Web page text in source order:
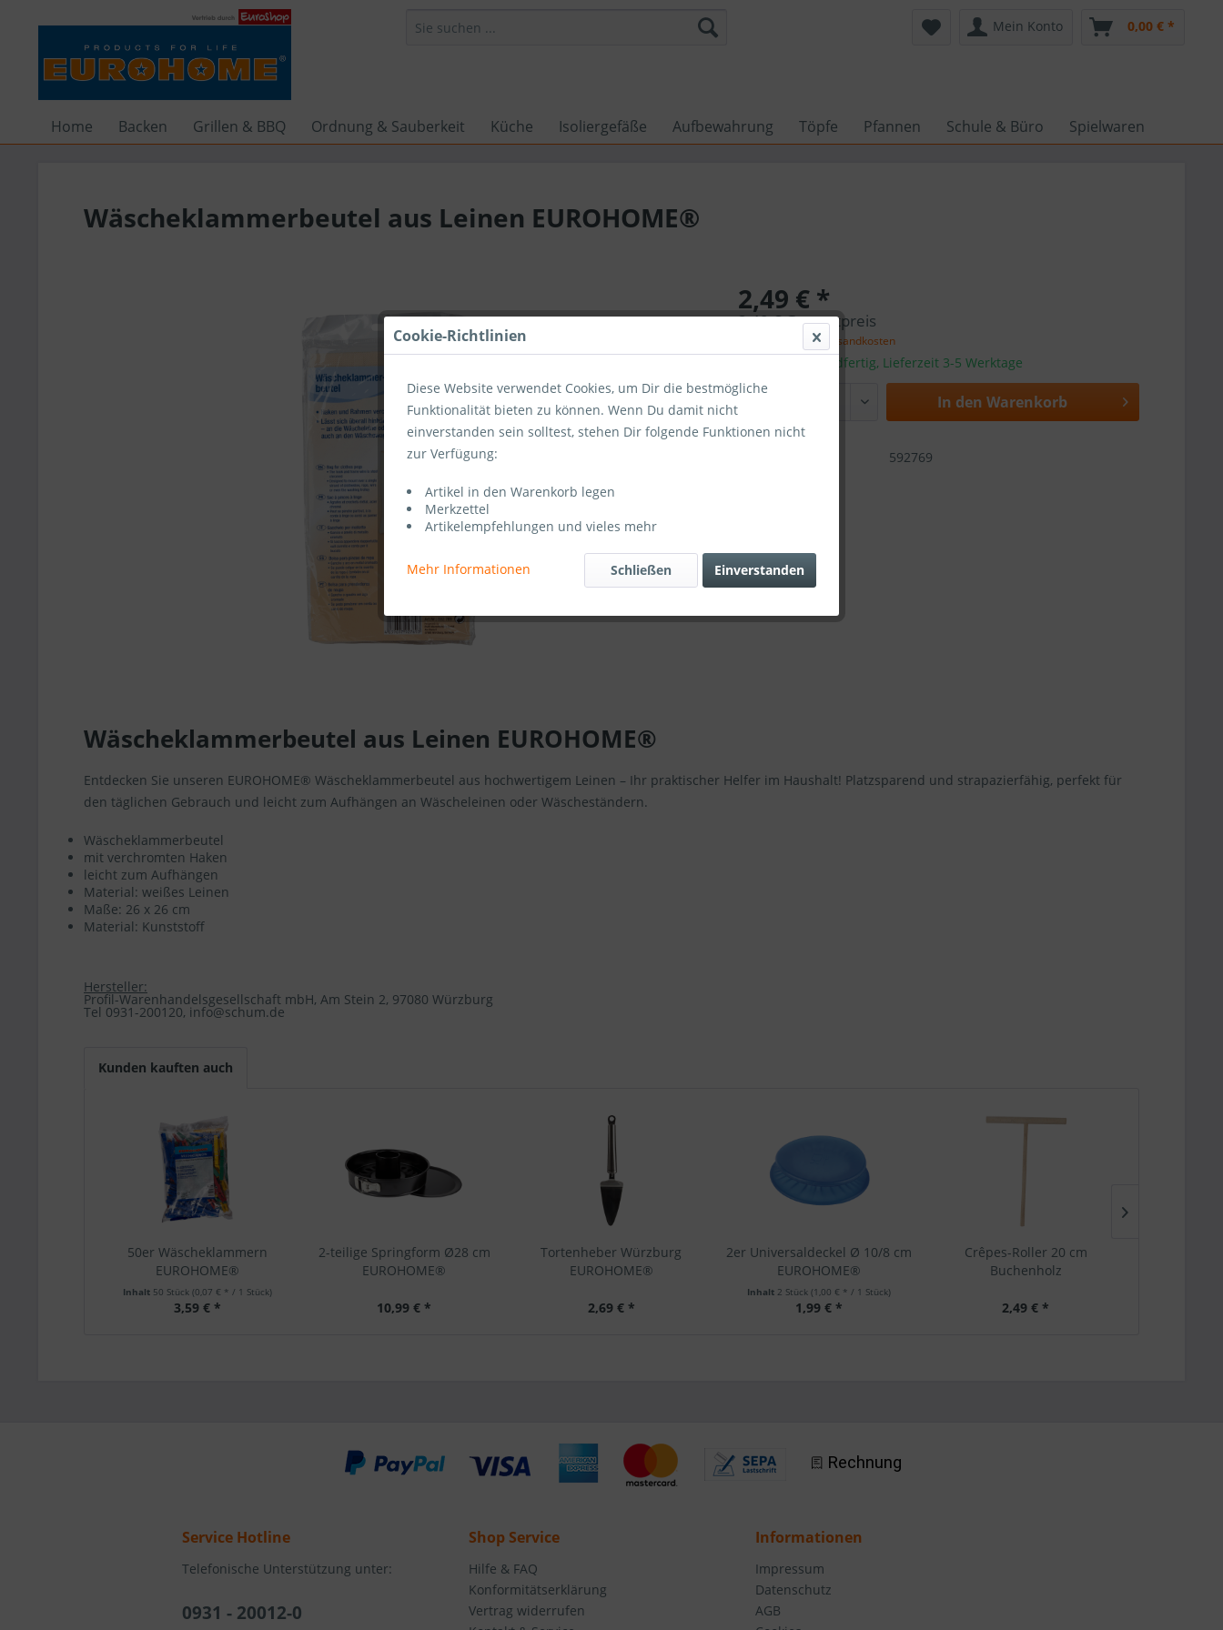
Mein Konto 0,00 € *
Home Backen Grillen & BBQ Ordnung & Sauberkeit Küche Isoliergefäße Aufbewahrung Töpfe Pfannen Schule & Büro Spielwaren
Wäscheklammerbeutel aus Leinen EUROHOME®
2,49 € *
2,49 €Gesamtpreis
zzgl. Versandkosten
Sofort versandfertig, Lieferzeit 3-5 Werktage
In den Warenkorb
592769
Wäscheklammerbeutel aus Leinen EUROHOME®
Entdecken Sie unseren EUROHOME® Wäscheklammerbeutel aus hochwertigem Leinen – Ihr praktischer Helfer im Haushalt! Platzsparend und strapazierfähig, perfekt für
den täglichen Gebrauch und leicht zum Aufhängen an Wäscheleinen oder Wäscheständern.
Wäscheklammerbeutel
mit verchromten Haken
leicht zum Aufhängen
Material: weißes Leinen
Maße: 26 x 26 cm
Material: Kunststoff
Hersteller:
Profil-Warenhandelsgesellschaft mbH, Am Stein 2, 97080 Würzburg
Tel 0931-200120, info@schum.de
Kunden kauften auch
50er Wäscheklammern
EUROHOME®
Inhalt 50 Stück (0,07 € * / 1 Stück)
3,59 € *
2-teilige Springform Ø28 cm
EUROHOME®
10,99 € *
Tortenheber Würzburg
EUROHOME®
2,69 € *
2er Universaldeckel Ø 10/8 cm
EUROHOME®
Inhalt 2 Stück (1,00 € * / 1 Stück)
1,99 € *
Crêpes-Roller 20 cm
Buchenholz
2,49 € *
Service Hotline
Telefonische Unterstützung unter:
0931 - 20012-0
Shop Service
Hilfe & FAQ
Konformitätserklärung
Vertrag widerrufen
Informationen
Impressum
Datenschutz
AGB
Cookie-Richtlinien
Diese Website verwendet Cookies, um Dir die bestmögliche
Funktionalität bieten zu können. Wenn Du damit nicht
einverstanden sein solltest, stehen Dir folgende Funktionen nicht
zur Verfügung:
Artikel in den Warenkorb legen
Merkzettel
Artikelempfehlungen und vieles mehr
Mehr Informationen Einverstanden
Schließen